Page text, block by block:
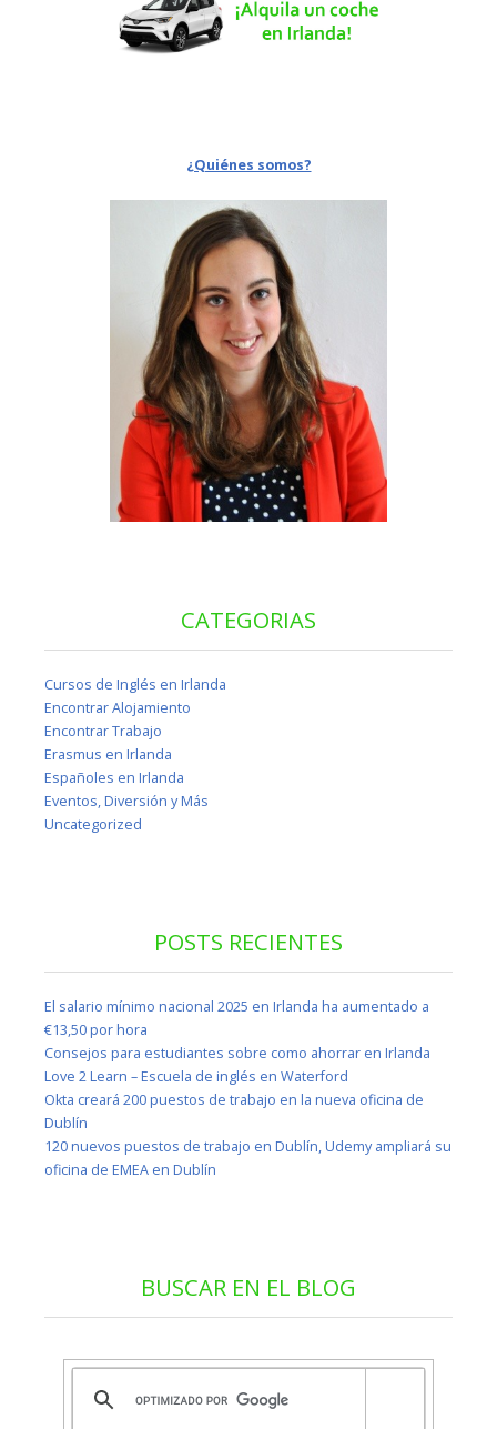
¿Quiénes somos?
CATEGORIAS
Cursos de Inglés en Irlanda
Encontrar Alojamiento
Encontrar Trabajo
Erasmus en Irlanda
Españoles en Irlanda
Eventos, Diversión y Más
Uncategorized
POSTS RECIENTES
El salario mínimo nacional 2025 en Irlanda ha aumentado a
€13,50 por hora
Consejos para estudiantes sobre como ahorrar en Irlanda
Love 2 Learn – Escuela de inglés en Waterford
Okta creará 200 puestos de trabajo en la nueva oficina de
Dublín
120 nuevos puestos de trabajo en Dublín, Udemy ampliará su
oficina de EMEA en Dublín
BUSCAR EN EL BLOG